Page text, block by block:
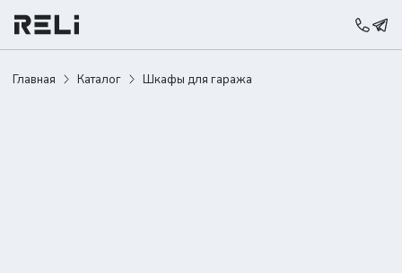
Главная Каталог Шкафы для гаража